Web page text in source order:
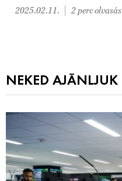
2025.02.11. 2 perc olvasás
NEKED AJÁNLJUK